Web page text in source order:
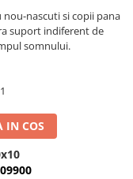
nou-nascuti si copii pana
suport indiferent de
somnului.
1
IN COS